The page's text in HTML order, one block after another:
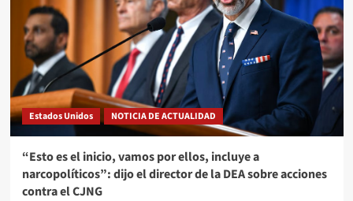
Estados Unidos NOTICIA DE ACTUALIDAD
“Esto es el inicio, vamos por ellos, incluye a
narcopolíticos”: dijo el director de la DEA sobre acciones
contra el CJNG